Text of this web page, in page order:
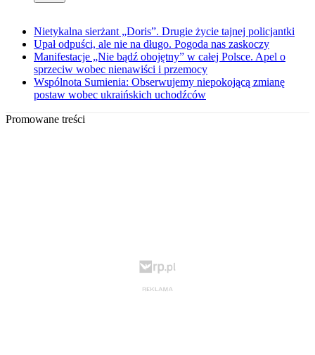
Nietykalna sierżant „Doris”. Drugie życie tajnej policjantki
Upał odpuści, ale nie na długo. Pogoda nas zaskoczy
Manifestacje „Nie bądź obojętny” w całej Polsce. Apel o
sprzeciw wobec nienawiści i przemocy
Wspólnota Sumienia: Obserwujemy niepokojącą zmianę
postaw wobec ukraińskich uchodźców
Promowane treści